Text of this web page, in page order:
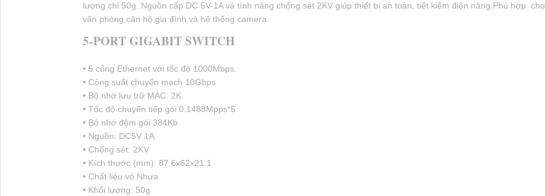
lượng chỉ 50g. Nguồn cấp DC 5V-1A và tính năng chống sét 2KV giúp thiết bị an toàn, tiết kiệm điện năng.Phù hợp cho
văn phòng,căn hộ,gia đình và hệ thống camera.
5-PORT GIGABIT SWITCH
• 5 cổng Ethernet với tốc độ 1000Mbps.
• Công suất chuyển mạch 10Gbps
• Bộ nhớ lưu trữ MAC: 2K
• Tốc độ chuyển tiếp gói 0.1488Mpps*5
• Bộ nhớ đệm gói 384Kb
• Nguồn: DC5V 1A
• Chống sét: 2KV
• Kích thước (mm): 87.6x62x21.1
• Chất liệu vỏ Nhựa
• Khối lượng: 50g